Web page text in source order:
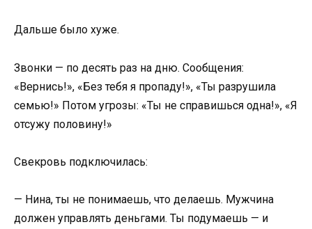
Дальше было хуже.
Звонки — по десять раз на дню. Сообщения:
«Вернись!», «Без тебя я пропаду!», «Ты разрушила
семью!» Потом угрозы: «Ты не справишься одна!», «Я
отсужу половину!»
Свекровь подключилась:
— Нина, ты не понимаешь, что делаешь. Мужчина
должен управлять деньгами. Ты подумаешь — и